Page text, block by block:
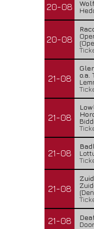
20-08
20-08
21-08
o.a.
21-08
21-08
21-08
21-08